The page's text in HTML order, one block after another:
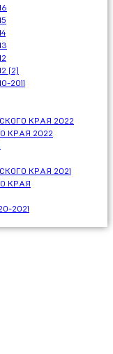
(2)
2011
КРАЯ 2022
КРАЯ 2022
КРАЯ 2021
КРАЯ
2021